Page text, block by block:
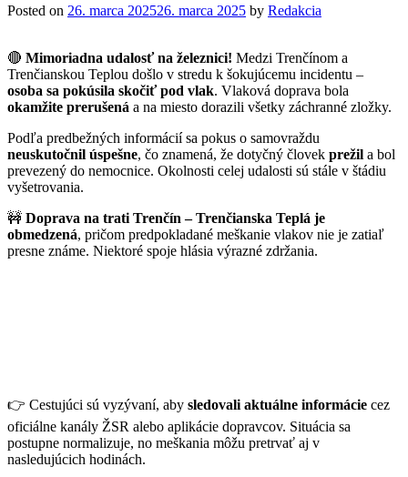
Posted on 26. marca 202526. marca 2025 by Redakcia
🔴 Mimoriadna udalosť na železnici! Medzi Trenčínom a
Trenčianskou Teplou došlo v stredu k šokujúcemu incidentu –
osoba sa pokúsila skočiť pod vlak. Vlaková doprava bola
okamžite prerušená a na miesto dorazili všetky záchranné zložky.
Podľa predbežných informácií sa pokus o samovraždu
neuskutočnil úspešne, čo znamená, že dotyčný človek prežil a bol
prevezený do nemocnice. Okolnosti celej udalosti sú stále v štádiu
vyšetrovania.
🚧 Doprava na trati Trenčín – Trenčianska Teplá je
obmedzená, pričom predpokladané meškanie vlakov nie je zatiaľ
presne známe. Niektoré spoje hlásia výrazné zdržania.
👉 Cestujúci sú vyzývaní, aby sledovali aktuálne informácie cez
oficiálne kanály ŽSR alebo aplikácie dopravcov. Situácia sa
postupne normalizuje, no meškania môžu pretrvať aj v
nasledujúcich hodinách.